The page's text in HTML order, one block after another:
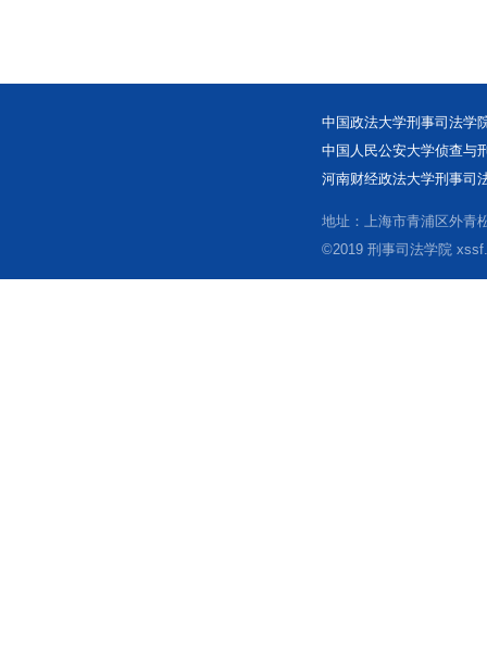
中国政法大学刑事司法学
中国人民公安大学侦查与
河南财经政法大学刑事司
地址：上海市青浦区外
©2019 刑事司法学院